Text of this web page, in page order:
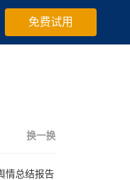
免费试用
换一换
情总结报告